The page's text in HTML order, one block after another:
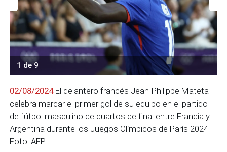
1 de 9
02/08/2024El delantero francés Jean-Philippe Mateta
celebra marcar el primer gol de su equipo en el partido
de fútbol masculino de cuartos de final entre Francia y
Argentina durante los Juegos Olímpicos de París 2024.
Foto: AFP